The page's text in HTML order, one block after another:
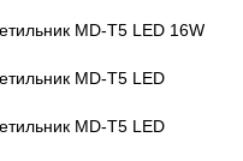
MD-T5 LED 16W
MD-T5 LED
MD-T5 LED